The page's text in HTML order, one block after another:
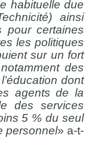
habituelle due
ainsi
pour certaines
les politiques
sur un fort
des
dont
agents de la
des services
5 % du seul
personnel» a-t-